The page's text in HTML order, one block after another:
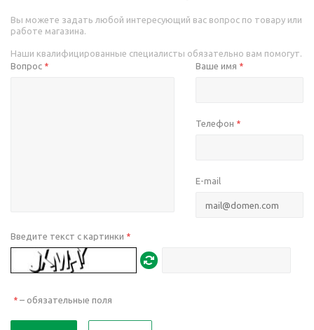
Вы можете задать любой интересующий вас вопрос по товару или
работе магазина.
Наши квалифицированные специалисты обязательно вам помогут.
Вопрос * Ваше имя *
Телефон *
E-mail
Введите текст с картинки *
* – обязательные поля